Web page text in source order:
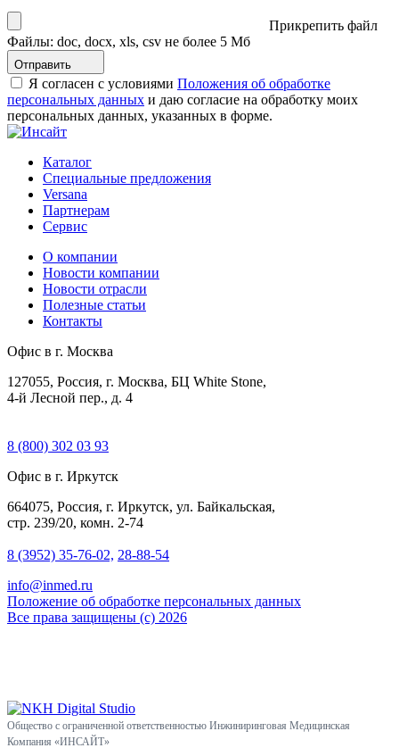
Прикрепить файл
Файлы: doc, docx, xls, csv не более 5 Мб
Отправить
Я согласен с условиями Положения об обработке
персональных данных и даю согласие на обработку моих
персональных данных, указанных в форме.
Каталог
Специальные предложения
Versana
Партнерам
Сервис
О компании
Новости компании
Новости отрасли
Полезные статьи
Контакты
Офис в г. Москва
127055, Россия, г. Москва, БЦ White Stone,
4-й Лесной пер., д. 4
8 (800) 302 03 93
Офис в г. Иркутск
664075, Россия, г. Иркутск, ул. Байкальская,
стр. 239/20, комн. 2-74
8 (3952) 35-76-02, 28-88-54
info@inmed.ru
Положение об обработке персональных данных
Все права защищены (с) 2026
Общество с ограниченной ответственностью Инжиниринговая Медицинская
Компания «ИНСАЙТ»